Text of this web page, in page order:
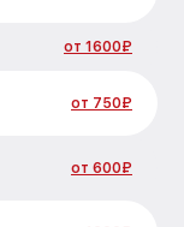
от 1600₽
от 750₽
от 600₽